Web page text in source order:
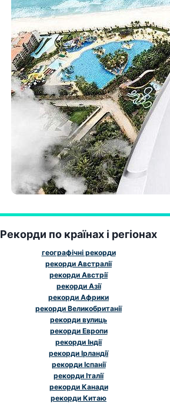
Рекорди по країнах і регіонах
географічні рекорди
рекорди Австралії
рекорди Австрії
рекорди Азії
рекорди Африки
рекорди Великобританії
рекорди вулиць
рекорди Европи
рекорди Індії
рекорди Ірландії
рекорди Іспанії
рекорди Італії
рекорди Канади
рекорди Китаю